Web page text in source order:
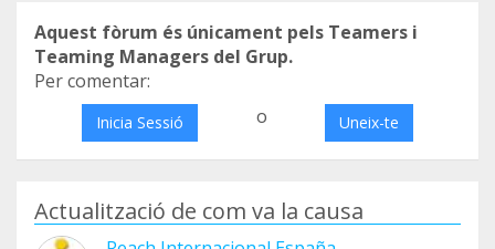
Aquest fòrum és únicament pels Teamers i
Teaming Managers del Grup.
Per comentar:
Inicia Sessió o Uneix-te
Actualització de com va la causa